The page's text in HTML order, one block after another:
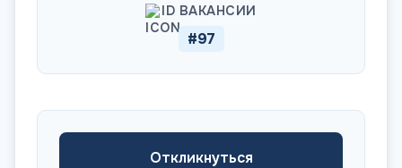
ID ВАКАНСИИ
#97
Откликнуться